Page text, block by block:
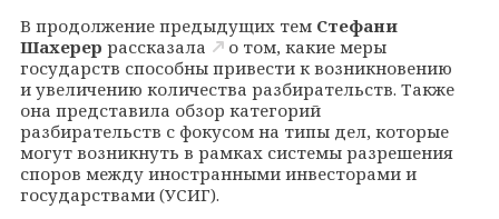
В продолжение предыдущих тем Стефани
Шахерер рассказала
о том, какие меры
государств способны привести к возникновению
и увеличению количества разбирательств. Также
она представила обзор категорий
разбирательств с фокусом на типы дел, которые
могут возникнуть в рамках системы разрешения
споров между иностранными инвесторами и
государствами (УСИГ).